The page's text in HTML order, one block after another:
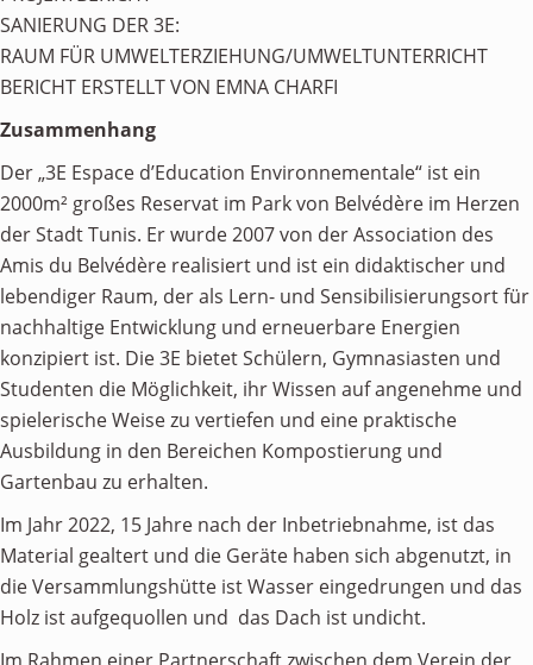
SANIERUNG DER 3E:
RAUM FÜR UMWELTERZIEHUNG/UMWELTUNTERRICHT
BERICHT ERSTELLT VON EMNA CHARFI
Zusammenhang
Der „3E Espace d’Education Environnementale“ ist ein
2000m² großes Reservat im Park von Belvédère im Herzen
der Stadt Tunis. Er wurde 2007 von der Association des
Amis du Belvédère realisiert und ist ein didaktischer und
lebendiger Raum, der als Lern- und Sensibilisierungsort für
nachhaltige Entwicklung und erneuerbare Energien
konzipiert ist. Die 3E bietet Schülern, Gymnasiasten und
Studenten die Möglichkeit, ihr Wissen auf angenehme und
spielerische Weise zu vertiefen und eine praktische
Ausbildung in den Bereichen Kompostierung und
Gartenbau zu erhalten.
Im Jahr 2022, 15 Jahre nach der Inbetriebnahme, ist das
Material gealtert und die Geräte haben sich abgenutzt, in
die Versammlungshütte ist Wasser eingedrungen und das
Holz ist aufgequollen und das Dach ist undicht.